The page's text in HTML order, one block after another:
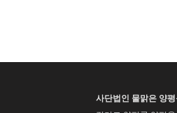
사단법인 물맑은 양